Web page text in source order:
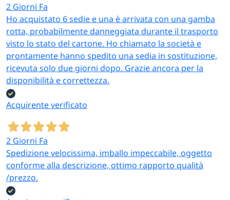
2 Giorni Fa
Ho acquistato 6 sedie e una è arrivata con una gamba
rotta, probabilmente danneggiata durante il trasporto
visto lo stato del cartone. Ho chiamato la società e
prontamente hanno spedito una sedia in sostituzione,
ricevuta solo due giorni dopo. Grazie ancora per la
disponibilità e correttezza.
Acquirente verificato
2 Giorni Fa
Spedizione velocissima, imballo impeccabile, oggetto
conforme alla descrizione, ottimo rapporto qualità
/prezzo.